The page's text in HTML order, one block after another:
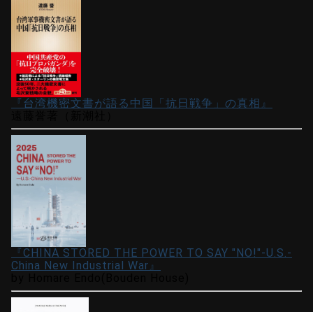
『台湾機密文書が語る中国「抗日戦争」の真相』
『CHINA STORED THE POWER TO SAY "NO!"-U.S.-
China New Industrial War』